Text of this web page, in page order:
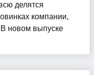
делятся
компании,
новом выпуске